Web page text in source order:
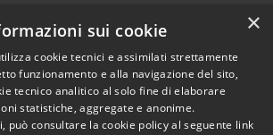
Meccanismo di feedback
Copyright © 2026 • Comune di
×
sui cookie
cookie tecnici e assimilati strettamente
funzionamento e alla navigazione del sito,
tecnico analitico al solo fine di elaborare
statistiche, aggregate e anonime.
può consultare la cookie policy al seguente link